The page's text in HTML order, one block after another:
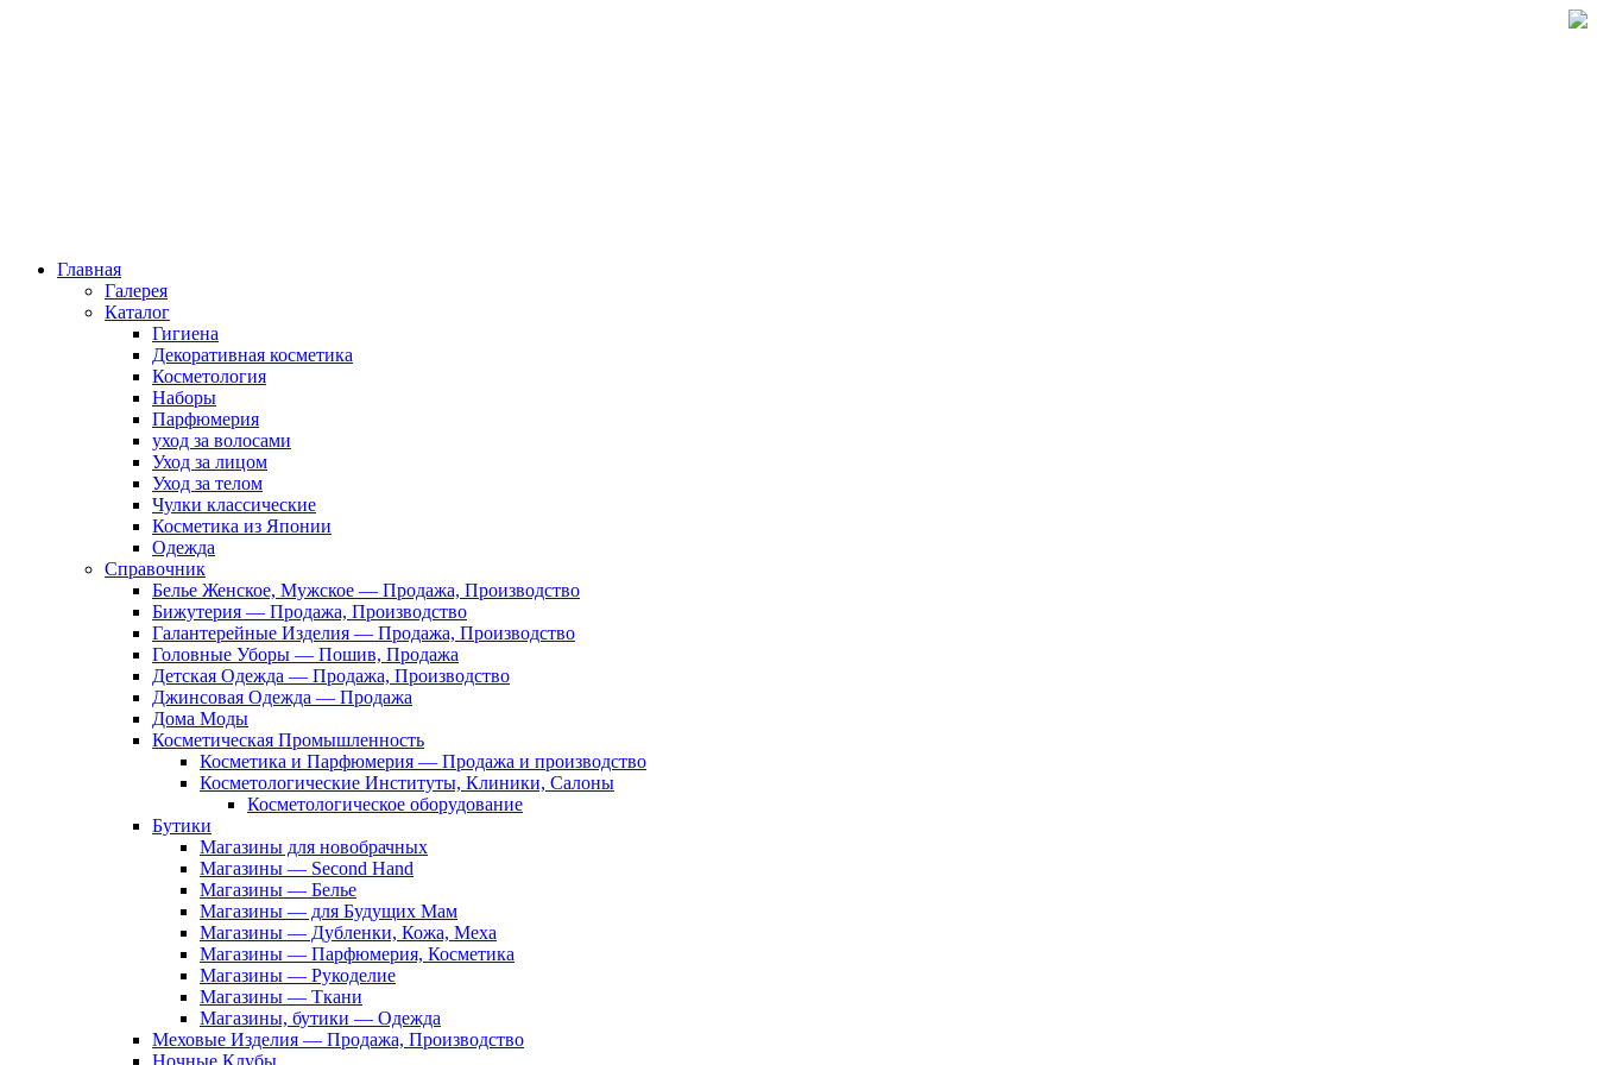
Главная
Галерея
Каталог
Гигиена
Декоративная косметика
Косметология
Наборы
Парфюмерия
уход за волосами
Уход за лицом
Уход за телом
Чулки классические
Косметика из Японии
Одежда
Справочник
Белье Женское, Мужское — Продажа, Производство
Бижутерия — Продажа, Производство
Галантерейные Изделия — Продажа, Производство
Головные Уборы — Пошив, Продажа
Детская Одежда — Продажа, Производство
Джинсовая Одежда — Продажа
Дома Моды
Косметическая Промышленность
Косметика и Парфюмерия — Продажа и производство
Косметологические Институты, Клиники, Салоны
Косметологическое оборудование
Бутики
Магазины для новобрачных
Магазины — Second Hand
Магазины — Белье
Магазины — для Будущих Мам
Магазины — Дубленки, Кожа, Меха
Магазины — Парфюмерия, Косметика
Магазины — Рукоделие
Магазины — Ткани
Магазины, бутики — Одежда
Меховые Изделия — Продажа, Производство
Ночные Клубы